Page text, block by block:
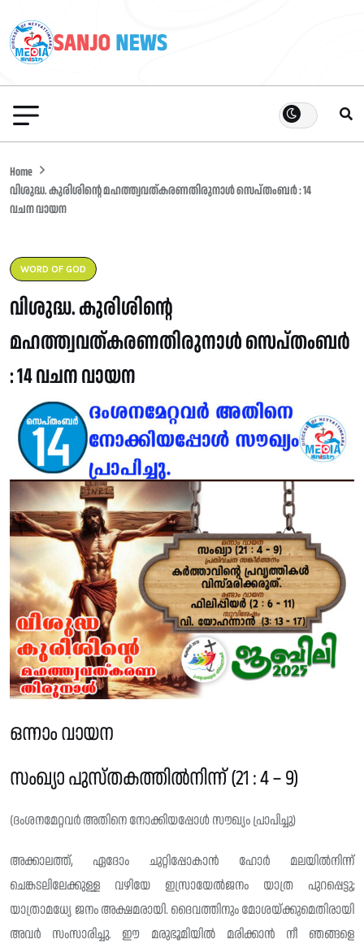
Home
വിശുദ്ധ. കുരിശിന്റെ മഹത്ത്വവത്കരണതിരുനാൾ സെപ്തംബർ : 14
വചന വായന
WORD OF GOD
വിശുദ്ധ. കുരിശിന്റെ
മഹത്ത്വവത്കരണതിരുനാൾ സെപ്തംബർ
: 14 വചന വായന
ഒന്നാം വായന
സംഖ്യാ പുസ്തകത്തിൽനിന്ന് (21 : 4 – 9)
(ദംശനമേറ്റവർ അതിനെ നോക്കിയപ്പോൾ സൗഖ്യം പ്രാപിച്ചു)
അക്കാലത്ത്, ഏദോം ചുറ്റിപ്പോകാൻ ഹോർ മലയിൽനിന്ന്
ചെങ്കടലിലേക്കുള്ള വഴിയേ ഇസ്രായേൽജനം യാത്ര പുറപ്പെട്ടു;
യാത്രാമധ്യേ ജനം അക്ഷമരായി. ദൈവത്തിനും മോശയ്ക്കുമെതിരായി
അവർ സംസാരിച്ചു. ഈ മരുഭൂമിയിൽ മരിക്കാൻ നീ ഞങ്ങളെ